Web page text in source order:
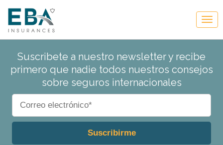
Suscribete a nuestro newsletter y recibe
primero que nadie todos nuestros consejos
sobre seguros internacionales